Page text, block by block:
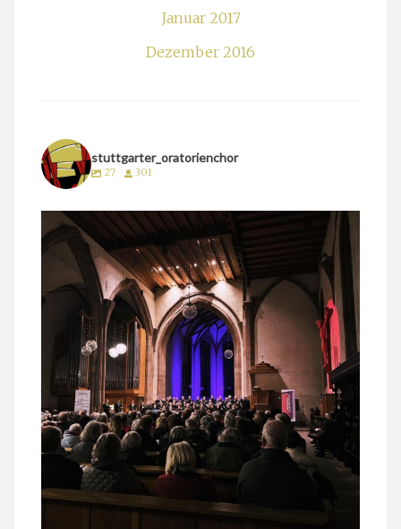
Januar 2017
Dezember 2016
stuttgarter_oratorienchor
27 301
stuttgarter_oratorienchor
März 24